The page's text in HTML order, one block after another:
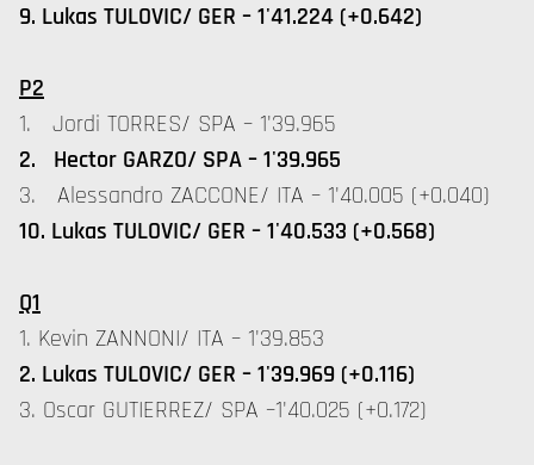
9. Lukas TULOVIC/ GER – 1'41.224 (+0.642)
P2
1. Jordi TORRES/ SPA – 1'39.965
2. Hector GARZO/ SPA – 1'39.965
3. Alessandro ZACCONE/ ITA – 1'40.005 (+0.040)
10. Lukas TULOVIC/ GER – 1'40.533 (+0.568)
Q1
1. Kevin ZANNONI/ ITA – 1'39.853
2. Lukas TULOVIC/ GER – 1'39.969 (+0.116)
3. Oscar GUTIERREZ/ SPA –1'40.025 (+0.172)